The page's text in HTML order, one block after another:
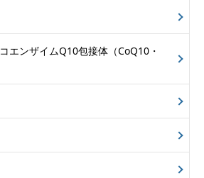
コエンザイムQ10包接体 （CoQ10・